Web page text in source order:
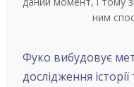
ним
Фуко вибудовує
дослідження